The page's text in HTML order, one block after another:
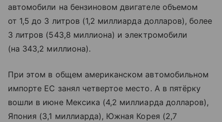
автомобили на бензиновом двигателе объемом
от 1,5 до 3 литров (1,2 миллиарда долларов), более
3 литров (543,8 миллиона) и электромобили
(на 343,2 миллиона).
При этом в общем американском автомобильном
импорте ЕС занял четвертое место. А в пятёрку
вошли в июне Мексика (4,2 миллиарда долларов),
Япония (3,1 миллиарда), Южная Корея (2,7